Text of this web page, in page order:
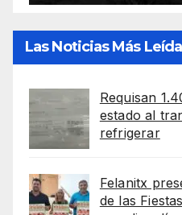
Las Noticias Más
Requisan
estado al
refrigerar
Felanitx
de las